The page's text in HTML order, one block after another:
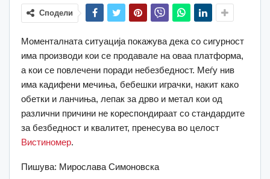
Сподели
Моменталната ситуација покажува дека со сигурност
има производи кои се продавале на оваа платформа,
а кои се повлечени поради небезбедност. Меѓу нив
има кадифени мечиња, бебешки играчки, накит како
обетки и ланчиња, лепак за дрво и метал кои од
различни причини не кореспондираат со стандардите
за безбедност и квалитет, пренесува во целост
Вистиномер.
Пишува: Мирослава Симоновска